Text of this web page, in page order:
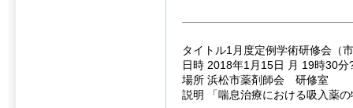
タイトル1月度定例学術研修会（
日時 2018年1月15日 月 19時30分
場所 浜松市薬剤師会 研修室
説明 「喘息治療における吸入薬